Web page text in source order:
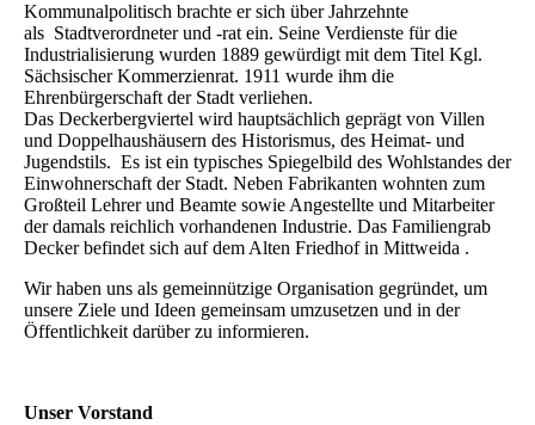
Kommunalpolitisch brachte er sich über Jahrzehnte
als Stadtverordneter und -rat ein. Seine Verdienste für die
Industrialisierung wurden 1889 gewürdigt mit dem Titel Kgl.
Sächsischer Kommerzienrat. 1911 wurde ihm die
Ehrenbürgerschaft der Stadt verliehen.
Das Deckerbergviertel wird hauptsächlich geprägt von Villen
und Doppelhaushäusern des Historismus, des Heimat- und
Jugendstils. Es ist ein typisches Spiegelbild des Wohlstandes der
Einwohnerschaft der Stadt. Neben Fabrikanten wohnten zum
Großteil Lehrer und Beamte sowie Angestellte und Mitarbeiter
der damals reichlich vorhandenen Industrie. Das Familiengrab
Decker befindet sich auf dem Alten Friedhof in Mittweida .
Wir haben uns als gemeinnützige Organisation gegründet, um
unsere Ziele und Ideen gemeinsam umzusetzen und in der
Öffentlichkeit darüber zu informieren.
Unser Vorstand